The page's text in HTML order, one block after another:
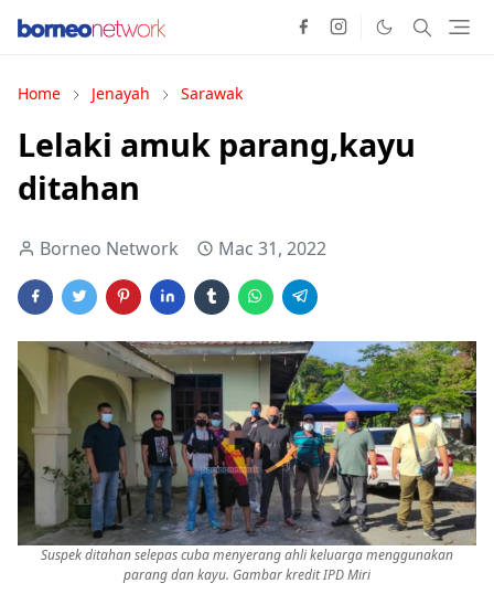
Home Jenayah Sarawak
Lelaki amuk parang,kayu
ditahan
Borneo Network Mac 31, 2022
Suspek ditahan selepas cuba menyerang ahli keluarga menggunakan
parang dan kayu. Gambar kredit IPD Miri